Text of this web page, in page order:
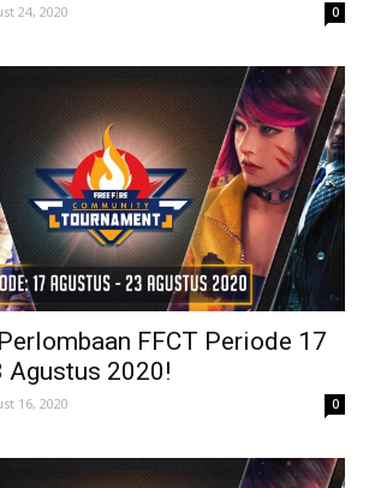
24, 2020 0
FFCT Periode 17
Agustus 2020!
16, 2020 0